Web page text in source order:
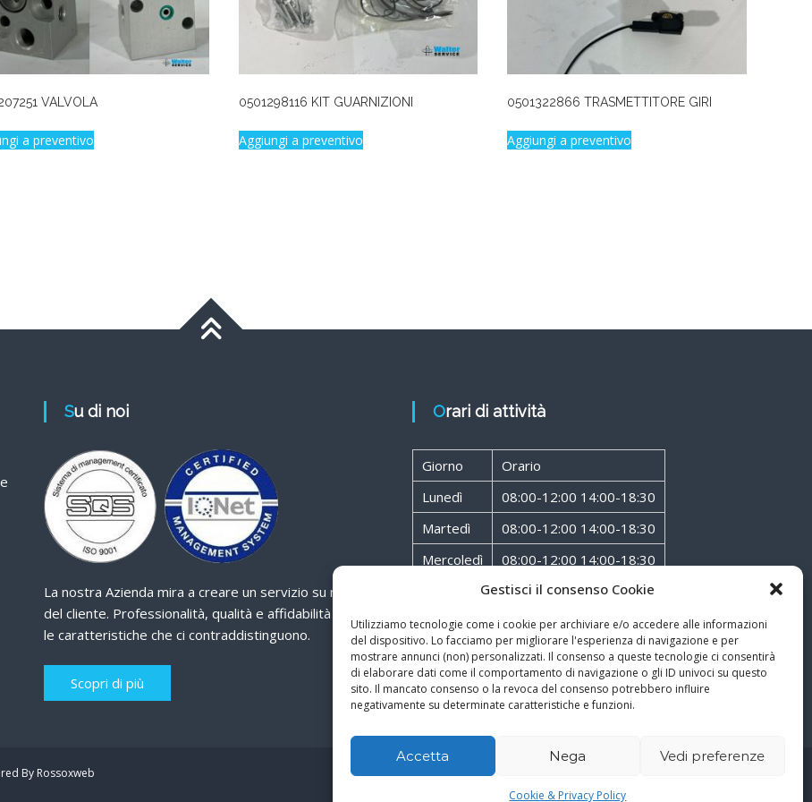
Gestisci il consenso Cookie
Utilizziamo tecnologie come i cookie per archiviare e/o accedere alle informazioni
del dispositivo. Lo facciamo per migliorare l'esperienza di navigazione e per
mostrare annunci (non) personalizzati. Il consenso a queste tecnologie ci consentirà
di elaborare dati come il comportamento di navigazione o gli ID univoci su questo
sito. Il mancato consenso o la revoca del consenso potrebbero influire
negativamente su determinate caratteristiche e funzioni.
Accetta Nega Vedi preferenze
Cookie & Privacy Policy
VALVOLA
a preventivo
0501298116 KIT GUARNIZIONI
Aggiungi a preventivo
0501322866 TRASMETTITORE GIRI
Aggiungi a preventivo
Su di noi
La nostra Azienda mira a creare un servizio su misura
del cliente. Professionalità, qualità e affidabilità sono
le caratteristiche che ci contraddistinguono.
Scopri di più
Orari di attività
Giorno
Orario
Lunedì
08:00-12:00 14:00-18:30
Martedì
08:00-12:00 14:00-18:30
Mercoledì
08:00-12:00 14:00-18:30
08:00-12:00 14:00-18:30
Venerdì
08:00-12:00 14:00-18:30
Sabato
08:00-12:00
By Rossoxweb